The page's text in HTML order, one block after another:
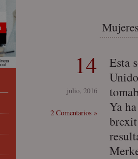
14
julio, 2016
2 Comentarios »
Esta
Ya